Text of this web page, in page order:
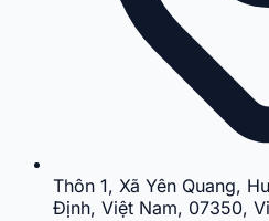
Thôn 1, Xã Yên Quang,
Định, Việt Nam, 07350,